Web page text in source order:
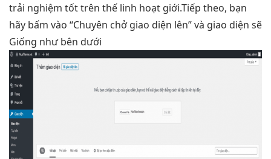
trải nghiệm tốttrên thế linh hoạt giới.Tiếp theo, bạn
hãy bấm vào “Chuyên chở giao diện lên” và giao diện sẽ
Giống như bên dưới